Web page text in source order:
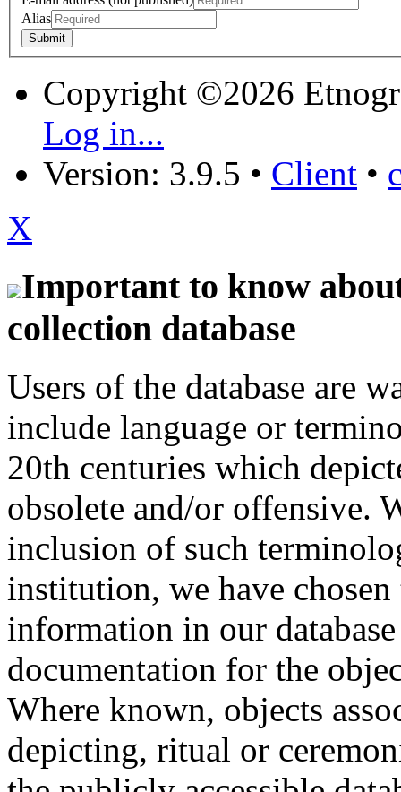
Alias
Copyright ©2026
Log in...
Version: 3.9.5 • Client •
X
Important to know
collection database
Users of the database are
include language or
20th centuries which
obsolete and/or offensive.
inclusion of such
institution, we have
information in our
documentation for the
Where known, objects
depicting, ritual or